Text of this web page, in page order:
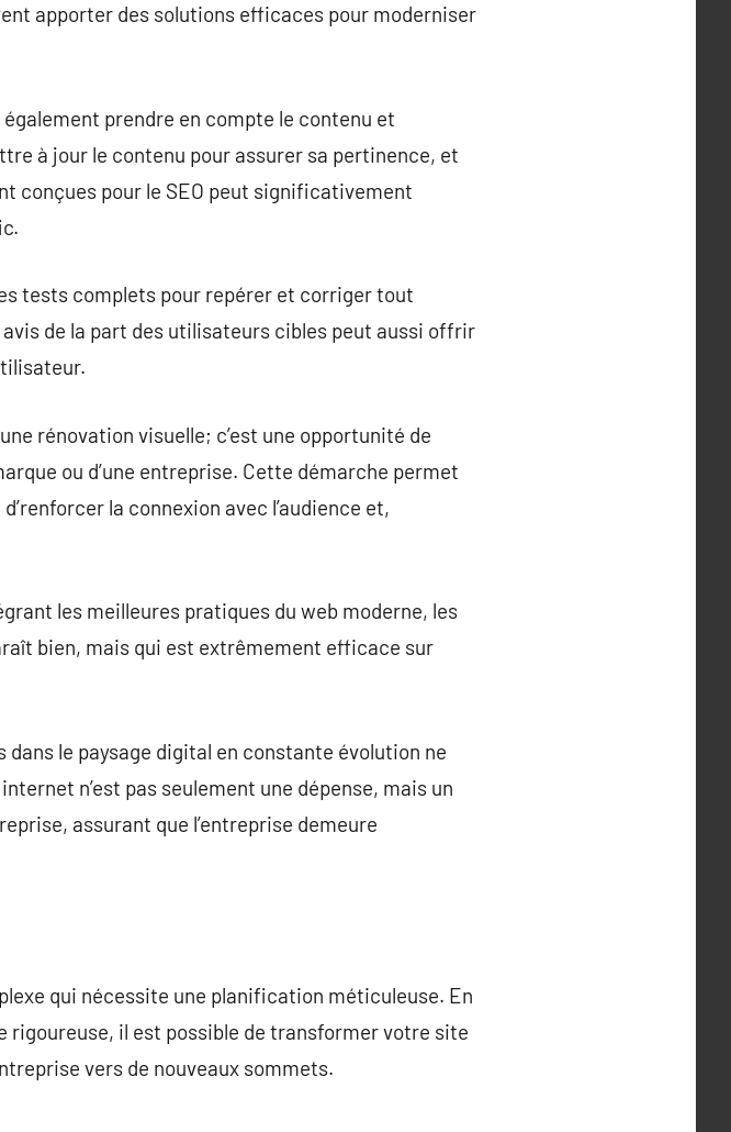
apporter des solutions efficaces pour moderniser
également prendre en compte le contenu et
à jour le contenu pour assurer sa pertinence, et
conçues pour le SEO peut significativement
tests complets pour repérer et corriger tout
de la part des utilisateurs cibles peut aussi offrir
rénovation visuelle; c’est une opportunité de
ou d’une entreprise. Cette démarche permet
la connexion avec l’audience et,
les meilleures pratiques du web moderne, les
bien, mais qui est extrêmement efficace sur
dans le paysage digital en constante évolution ne
n’est pas seulement une dépense, mais un
assurant que l’entreprise demeure
qui nécessite une planification méticuleuse. En
il est possible de transformer votre site
vers de nouveaux sommets.